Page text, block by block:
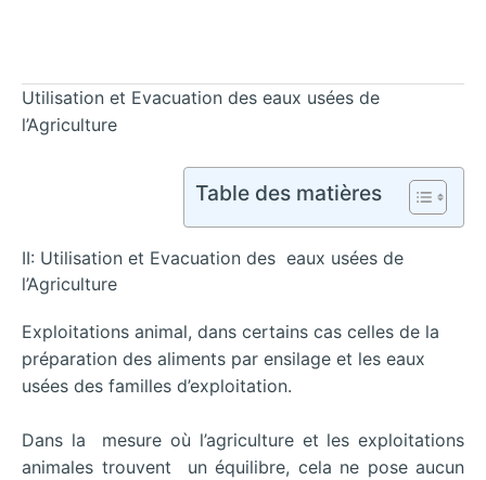
Utilisation et Evacuation des eaux usées de
l’Agriculture
Table des matières
II: Utilisation et Evacuation des eaux usées de
l’Agriculture
Exploitations animal, dans certains cas celles de la
préparation des aliments par ensilage et les eaux
usées des familles d’exploitation.
Dans la mesure où l’agriculture et les exploitations
animales trouvent un équilibre, cela ne pose aucun